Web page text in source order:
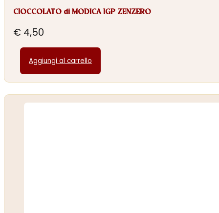
CIOCCOLATO di MODICA IGP ZENZERO
€ 4,50
Aggiungi al carrello